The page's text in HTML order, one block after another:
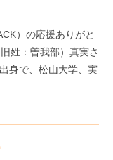
）の応援ありがと
姓：曽我部）真実さ
身で、松山大学、実